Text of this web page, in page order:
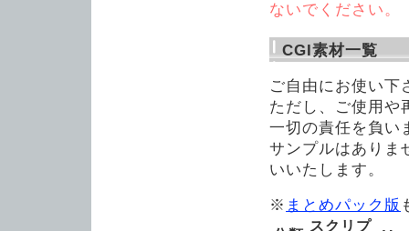
ないでください。
CGI素材一覧
ご自由にお使い下
ただし、ご使用や
一切の責任を負い
サンプルはありま
いいたします。
※ まとめパック版
スクリプ